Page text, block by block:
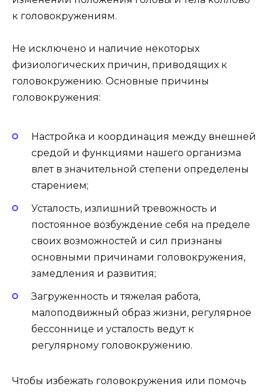
к головокружениям.
Не исключено и наличие некоторых
физиологических причин, приводящих к
головокружению. Основные причины
головокружения:
Настройка и координация между внешней
средой и функциями нашего организма
влет в значительной степени определены
старением;
Усталость, излишний тревожность и
постоянное возбуждение себя на пределе
своих возможностей и сил признаны
основными причинами головокружения,
замедления и развития;
Загруженность и тяжелая работа,
малоподвижный образ жизни, регулярное
бессоннице и усталость ведут к
регулярному головокружению.
Чтобы избежать головокружения или помочь